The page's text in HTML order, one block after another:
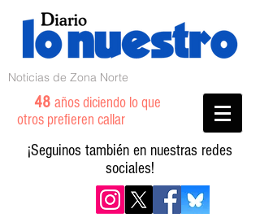
Noticias de Zona Norte
48 años diciendo lo que
otros prefieren callar
¡Seguinos también en nuestras redes
sociales!